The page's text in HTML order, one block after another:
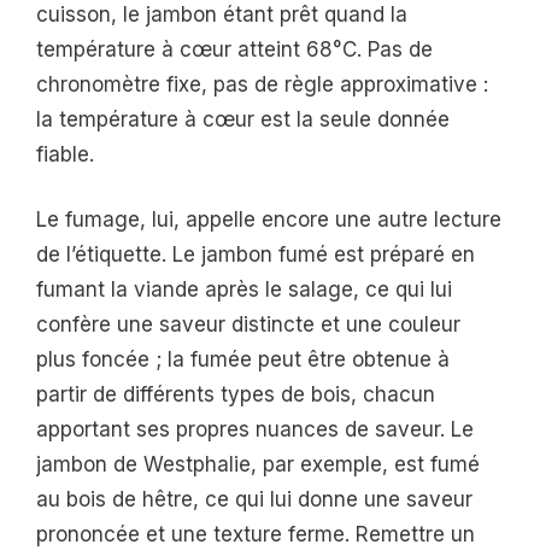
cuisson, le jambon étant prêt quand la
température à cœur atteint 68°C. Pas de
chronomètre fixe, pas de règle approximative :
la température à cœur est la seule donnée
fiable.
Le fumage, lui, appelle encore une autre lecture
de l’étiquette. Le jambon fumé est préparé en
fumant la viande après le salage, ce qui lui
confère une saveur distincte et une couleur
plus foncée ; la fumée peut être obtenue à
partir de différents types de bois, chacun
apportant ses propres nuances de saveur. Le
jambon de Westphalie, par exemple, est fumé
au bois de hêtre, ce qui lui donne une saveur
prononcée et une texture ferme. Remettre un